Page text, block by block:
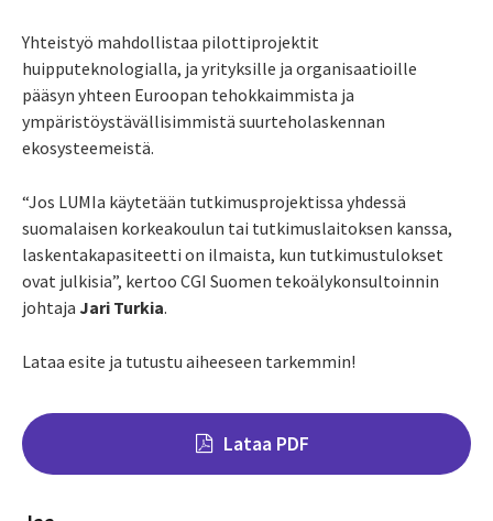
Yhteistyö mahdollistaa pilottiprojektit
huipputeknologialla, ja yrityksille ja organisaatioille
pääsyn yhteen Euroopan tehokkaimmista ja
ympäristöystävällisimmistä suurteholaskennan
ekosysteemeistä.
“Jos LUMIa käytetään tutkimusprojektissa yhdessä
suomalaisen korkeakoulun tai tutkimuslaitoksen kanssa,
laskentakapasiteetti on ilmaista, kun tutkimustulokset
ovat julkisia”, kertoo CGI Suomen tekoälykonsultoinnin
johtaja Jari Turkia.
Lataa esite ja tutustu aiheeseen tarkemmin!
Lataa PDF